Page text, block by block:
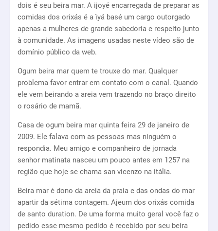
dois é seu beira mar. A ijoyé encarregada de preparar as
comidas dos orixás é a ìyá basé um cargo outorgado
apenas a mulheres de grande sabedoria e respeito junto
à comunidade. As imagens usadas neste vídeo são de
domínio público da web.
Ogum beira mar quem te trouxe do mar. Qualquer
problema favor entrar em contato com o canal. Quando
ele vem beirando a areia vem trazendo no braço direito
o rosário de mamã.
Casa de ogum beira mar quinta feira 29 de janeiro de
2009. Ele falava com as pessoas mas ninguém o
respondia. Meu amigo e companheiro de jornada
senhor matinata nasceu um pouco antes em 1257 na
região que hoje se chama san vicenzo na itália.
Beira mar é dono da areia da praia e das ondas do mar
apartir da sétima contagem. Ajeum dos orixás comida
de santo duration. De uma forma muito geral você faz o
pedido esse mesmo pedido é recebido por seu beira